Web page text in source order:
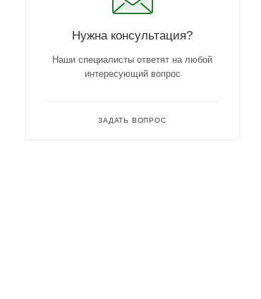
Нужна консультация?
Наши специалисты ответят на любой
интересующий вопрос
ЗАДАТЬ ВОПРОС